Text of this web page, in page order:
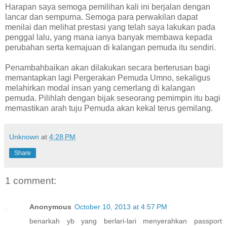
Harapan saya semoga pemilihan kali ini berjalan dengan
lancar dan sempurna. Semoga para perwakilan dapat
menilai dan melihat prestasi yang telah saya lakukan pada
penggal lalu, yang mana ianya banyak membawa kepada
perubahan serta kemajuan di kalangan pemuda itu sendiri.
Penambahbaikan akan dilakukan secara berterusan bagi
memantapkan lagi Pergerakan Pemuda Umno, sekaligus
melahirkan modal insan yang cemerlang di kalangan
pemuda. Pilihlah dengan bijak seseorang pemimpin itu bagi
memastikan arah tuju Pemuda akan kekal terus gemilang.
Unknown at 4:28 PM
Share
1 comment:
Anonymous October 10, 2013 at 4:57 PM
benarkah yb yang berlari-lari menyerahkan passport